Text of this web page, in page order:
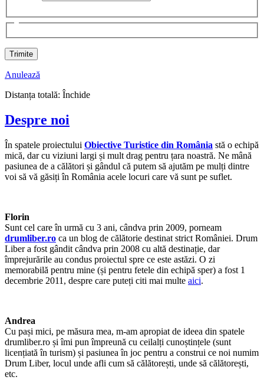
Anulează
Distanța totală: Închide
Despre noi
În spatele proiectului Obiective Turistice din România stă o echipă
mică, dar cu viziuni largi și mult drag pentru țara noastră. Ne mână
pasiunea de a călători și gândul că putem să ajutăm pe mulți dintre
voi să vă găsiți în România acele locuri care vă sunt pe suflet.
Florin
Sunt cel care în urmă cu 3 ani, cândva prin 2009, porneam
drumliber.ro ca un blog de călătorie destinat strict României. Drum
Liber a fost gândit cândva prin 2008 cu altă destinație, dar
împrejurările au condus proiectul spre ce este astăzi. O zi
memorabilă pentru mine (și pentru fetele din echipă sper) a fost 1
decembrie 2011, despre care puteți citi mai multe aici.
Andrea
Cu pași mici, pe măsura mea, m-am apropiat de ideea din spatele
drumliber.ro și îmi pun împreună cu ceilalți cunoștințele (sunt
licențiată în turism) și pasiunea în joc pentru a construi ce noi numim
Drum Liber, locul unde afli cum să călătorești, unde să călătorești,
etc.